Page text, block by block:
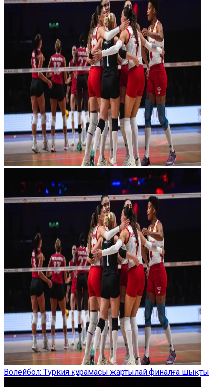
Волейбол: Түркия құрамасы жартылай финалға шықты